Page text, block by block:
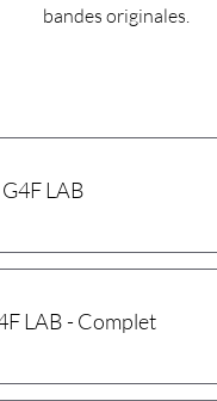
bandes originales.
LAB
LAB - Complet